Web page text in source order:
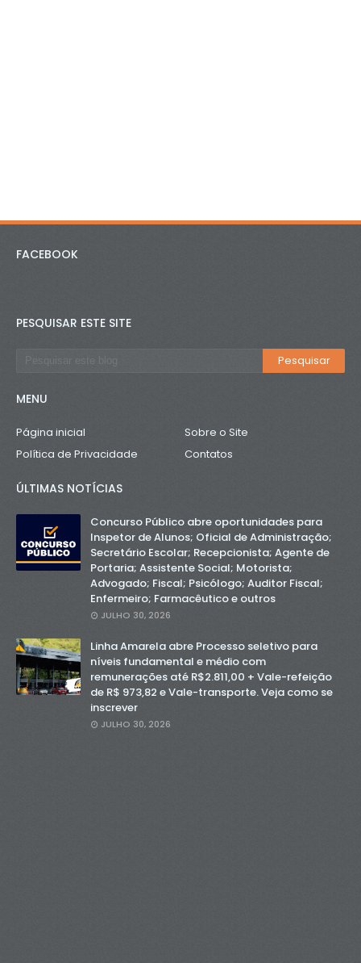
FACEBOOK
PESQUISAR ESTE SITE
MENU
Página inicial
Sobre o Site
Política de Privacidade
Contatos
ÚLTIMAS NOTÍCIAS
Concurso Público abre oportunidades para
Inspetor de Alunos; Oficial de Administração;
Secretário Escolar; Recepcionista; Agente de
Portaria; Assistente Social; Motorista;
Advogado; Fiscal; Psicólogo; Auditor Fiscal;
Enfermeiro; Farmacêutico e outros
JULHO 30, 2026
Linha Amarela abre Processo seletivo para
níveis fundamental e médio com
remunerações até R$2.811,00 + Vale-refeição
de R$ 973,82 e Vale-transporte. Veja como se
inscrever
JULHO 30, 2026